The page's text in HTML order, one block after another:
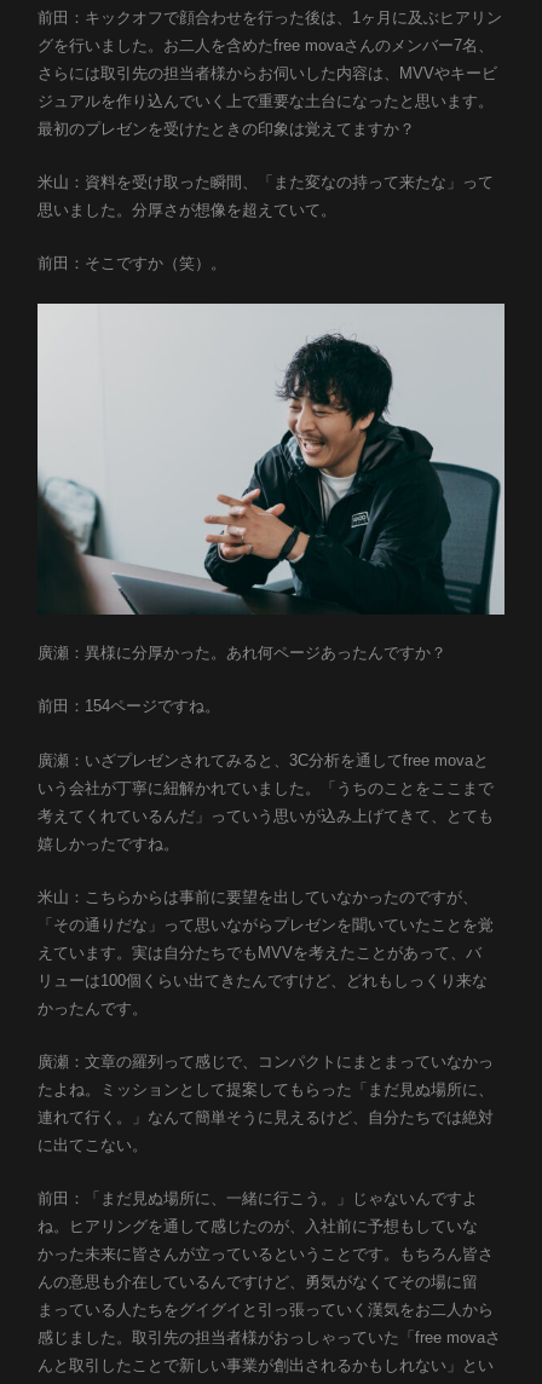
前田：キックオフで顔合わせを行った後は、1ヶ月に及ぶヒアリン
グを行いました。お二人を含めたfree movaさんのメンバー7名、
さらには取引先の担当者様からお伺いした内容は、MVVやキービ
ジュアルを作り込んでいく上で重要な土台になったと思います。
最初のプレゼンを受けたときの印象は覚えてますか？
米山：資料を受け取った瞬間、「また変なの持って来たな」って
思いました。分厚さが想像を超えていて。
前田：そこですか（笑）。
廣瀬：異様に分厚かった。あれ何ページあったんですか？
前田：154ページですね。
廣瀬：いざプレゼンされてみると、3C分析を通してfree movaと
いう会社が丁寧に紐解かれていました。「うちのことをここまで
考えてくれているんだ」っていう思いが込み上げてきて、とても
嬉しかったですね。
米山：こちらからは事前に要望を出していなかったのですが、
「その通りだな」って思いながらプレゼンを聞いていたことを覚
えています。実は自分たちでもMVVを考えたことがあって、バ
リューは100個くらい出てきたんですけど、どれもしっくり来な
かったんです。
廣瀬：文章の羅列って感じで、コンパクトにまとまっていなかっ
たよね。ミッションとして提案してもらった「まだ見ぬ場所に、
連れて行く。」なんて簡単そうに見えるけど、自分たちでは絶対
に出てこない。
前田：「まだ見ぬ場所に、一緒に行こう。」じゃないんですよ
ね。ヒアリングを通して感じたのが、入社前に予想もしていな
かった未来に皆さんが立っているということです。もちろん皆さ
んの意思も介在しているんですけど、勇気がなくてその場に留
まっている人たちをグイグイと引っ張っていく漢気をお二人から
感じました。取引先の担当者様がおっしゃっていた「free movaさ
んと取引したことで新しい事業が創出されるかもしれない」とい